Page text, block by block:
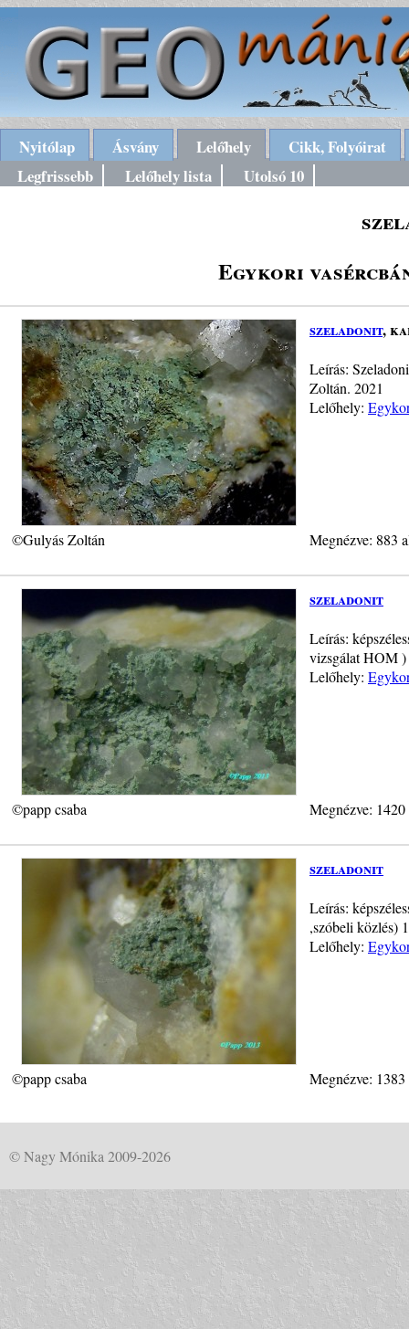
Nyitólap Ásvány Lelőhely
Cikk, Folyóirat
Legfrissebb
Lelőhely lista Utolsó 10
Egykori
szeladonit,
Leírás:
Zoltán. 2021
Lelőhely:
©Gulyás Zoltán Megnézve: 883
szeladonit
Leírás:
vizsgálat HOM
Lelőhely:
©papp csaba Megnézve:
szeladonit
Leírás:
,szóbeli közlés)
Lelőhely:
©papp csaba Megnézve:
© Nagy Mónika 2009-2026